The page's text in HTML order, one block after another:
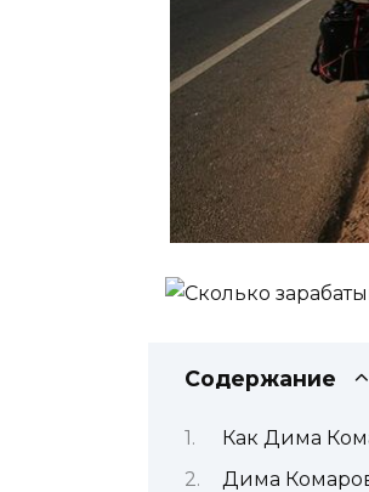
Содержание
Как Дима
Дима